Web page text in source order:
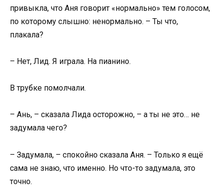
привыкла, что Аня говорит «нормально» тем голосом,
по которому слышно: ненормально. – Ты что,
плакала?
– Нет, Лид. Я играла. На пианино.
В трубке помолчали.
– Ань, – сказала Лида осторожно, – а ты не это… не
задумала чего?
– Задумала, – спокойно сказала Аня. – Только я ещё
сама не знаю, что именно. Но что-то задумала, это
точно.